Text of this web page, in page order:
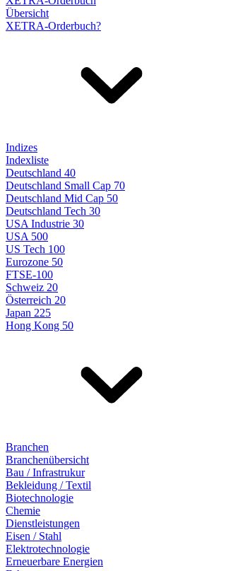
Übersicht
XETRA-Orderbuch?
Indizes
Indexliste
Deutschland 40
Deutschland Small Cap 70
Deutschland Mid Cap 50
Deutschland Tech 30
USA Industrie 30
USA 500
US Tech 100
Eurozone 50
FTSE-100
Schweiz 20
Österreich 20
Japan 225
Hong Kong 50
Branchen
Branchenübersicht
Bau / Infrastrukur
Bekleidung / Textil
Biotechnologie
Chemie
Dienstleistungen
Eisen / Stahl
Elektrotechnologie
Erneuerbare Energien